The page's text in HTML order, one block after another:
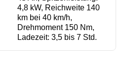
4,8 kW, Reichweite 140
km bei 40 km/h,
Drehmoment 150 Nm,
Ladezeit: 3,5 bis 7 Std.